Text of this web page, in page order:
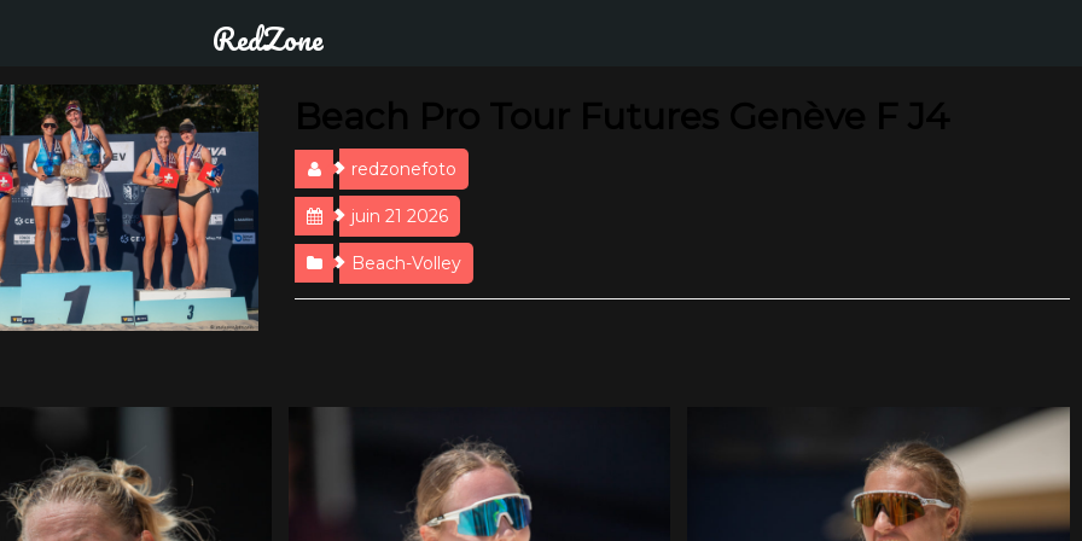
RedZone
redzonefoto
juin 21 2026
Beach-Volley